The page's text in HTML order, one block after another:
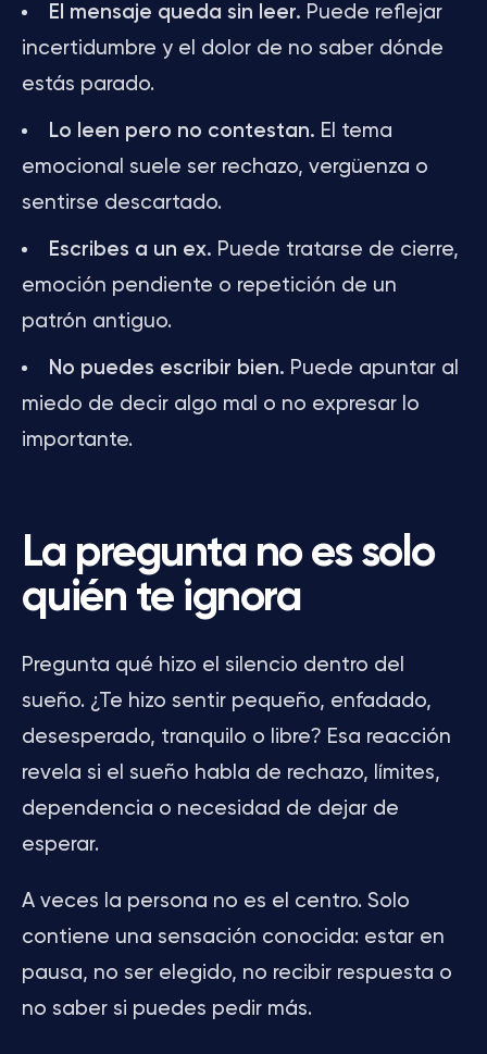
El mensaje queda sin leer. Puede reflejar
incertidumbre y el dolor de no saber dónde
estás parado.
Lo leen pero no contestan. El tema
emocional suele ser rechazo, vergüenza o
sentirse descartado.
Escribes a un ex. Puede tratarse de cierre,
emoción pendiente o repetición de un
patrón antiguo.
No puedes escribir bien. Puede apuntar al
miedo de decir algo mal o no expresar lo
importante.
La pregunta no es solo
quién te ignora
Pregunta qué hizo el silencio dentro del
sueño. ¿Te hizo sentir pequeño, enfadado,
desesperado, tranquilo o libre? Esa reacción
revela si el sueño habla de rechazo, límites,
dependencia o necesidad de dejar de
esperar.
A veces la persona no es el centro. Solo
contiene una sensación conocida: estar en
pausa, no ser elegido, no recibir respuesta o
no saber si puedes pedir más.